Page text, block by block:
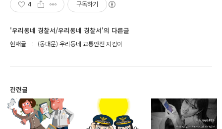
4 구독하기
'우리동네 경찰서/우리동네 경찰서'의 다른글
현재글 (동대문) 우리동네 교통안전 지킴이
관련글